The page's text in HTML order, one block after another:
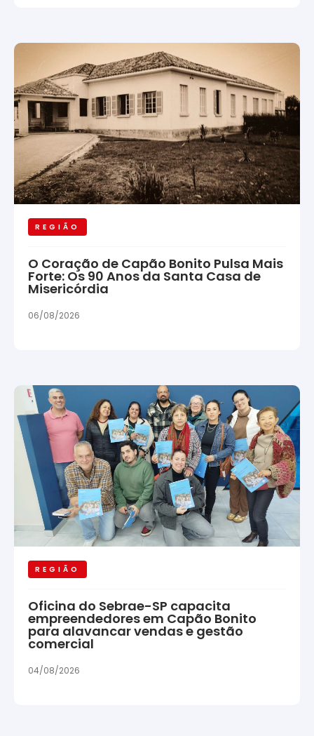
REGIÃO
O Coração de Capão Bonito Pulsa Mais
Forte: Os 90 Anos da Santa Casa de
Misericórdia
06/08/2026
REGIÃO
Oficina do Sebrae-SP capacita
empreendedores em Capão Bonito
para alavancar vendas e gestão
comercial
04/08/2026